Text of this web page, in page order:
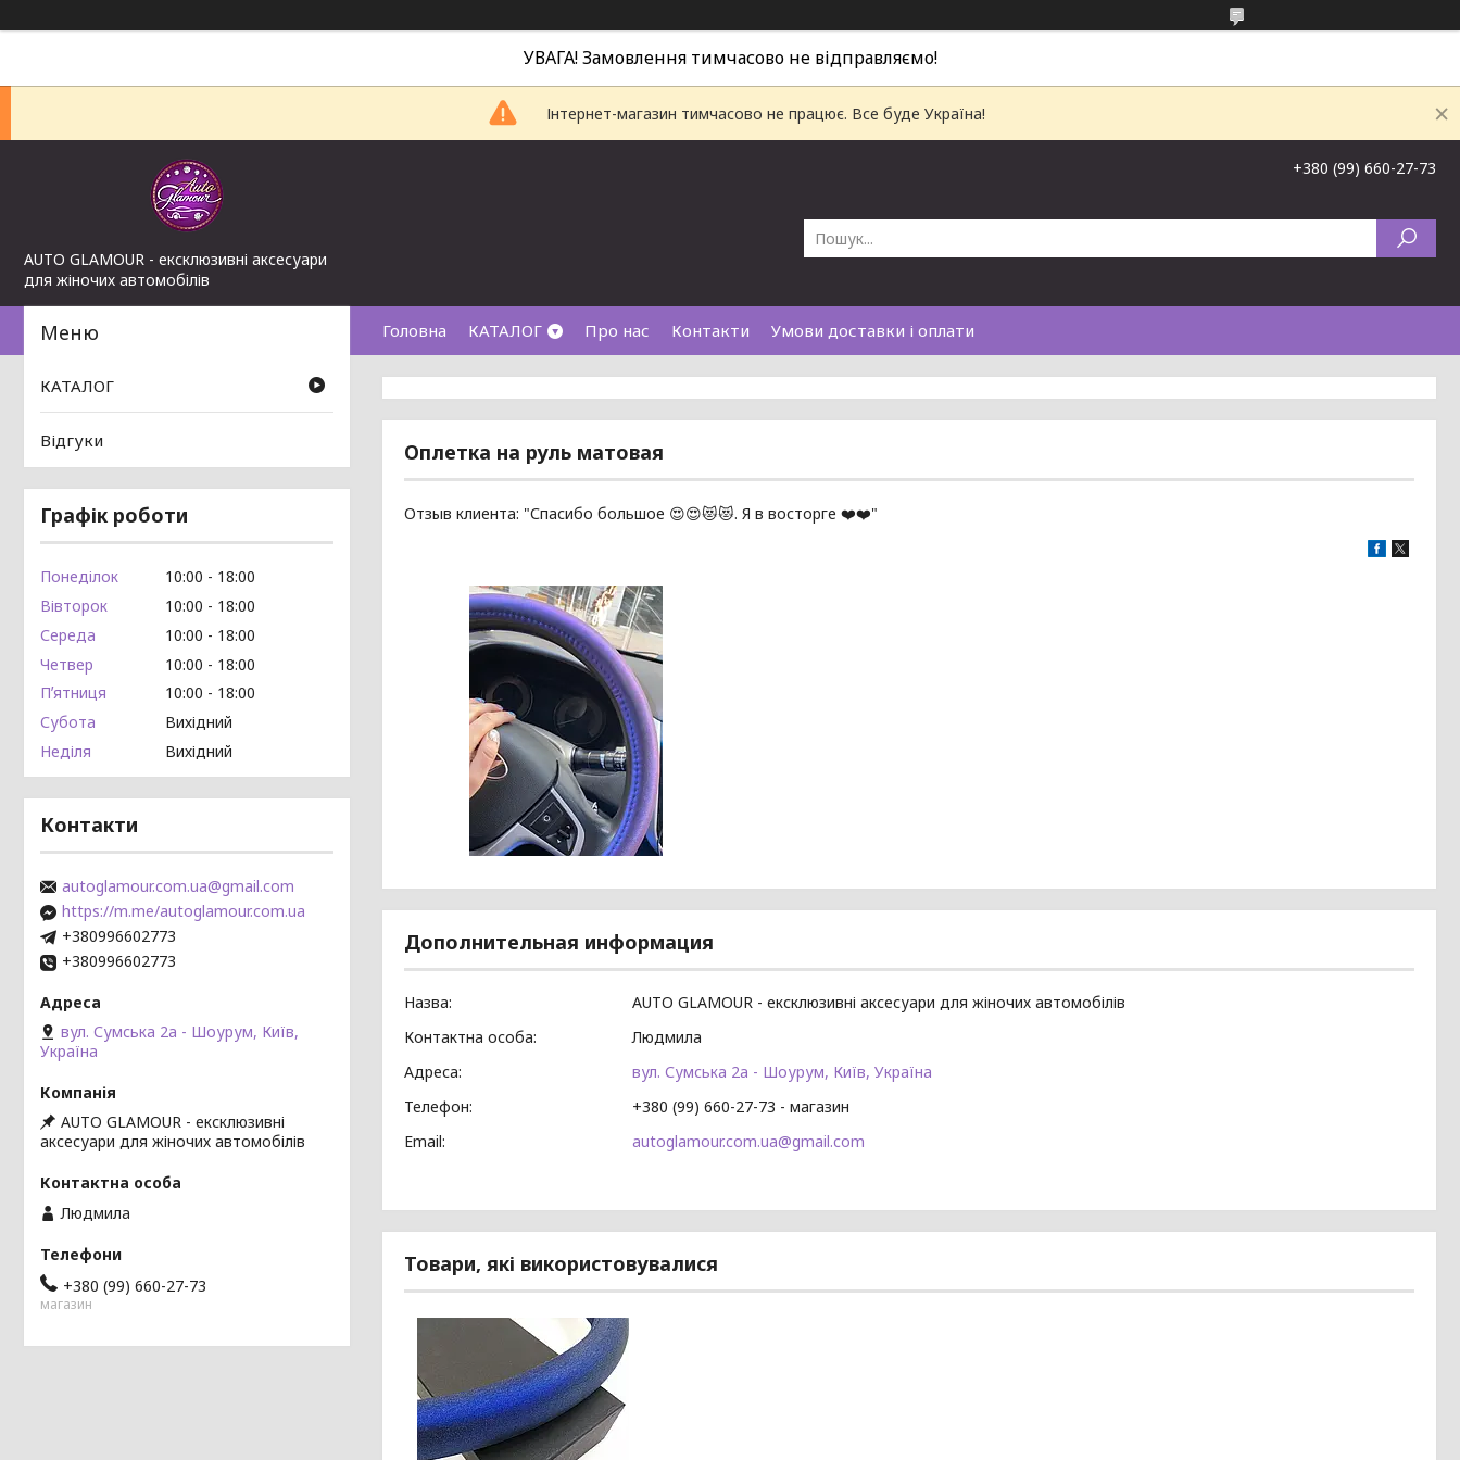
УВАГА! Замовлення тимчасово не відправляємо!
Інтернет-магазин тимчасово не працює. Все буде Україна!
AUTO GLAMOUR - ексклюзивні аксесуари
для жіночих автомобілів
+380 (99) 660-27-73
Головна КАТАЛОГ Про нас Контакти Умови доставки і оплати
Оплетка на руль матовая
Отзыв клиента: "Спасибо большое 😍😍😻😻. Я в восторге ❤️❤️"
AUTO GLAMOUR - ексклюзивні аксесуари для жіночих автомобілів
Людмила
вул. Сумська 2а - Шоурум, Київ, Україна
+380 (99) 660-27-73
магазин
autoglamour.com.ua@gmail.com
КАТАЛОГ
Відгуки
Графік роботи
Понеділок 10:00
18:00
Вівторок
10:00
18:00
Середа
10:00
18:00
Четвер
10:00
18:00
Пʼятниця
10:00
18:00
Субота
Вихідний
Неділя
Вихідний
Контакти
autoglamour.com.ua@gmail.com
https://m.me/autoglamour.com.ua
+380996602773
+380996602773
вул. Сумська 2а - Шоурум, Київ,
Україна
AUTO GLAMOUR - ексклюзивні
аксесуари для жіночих автомобілів
Людмила
+380 (99) 660-27-73
магазин